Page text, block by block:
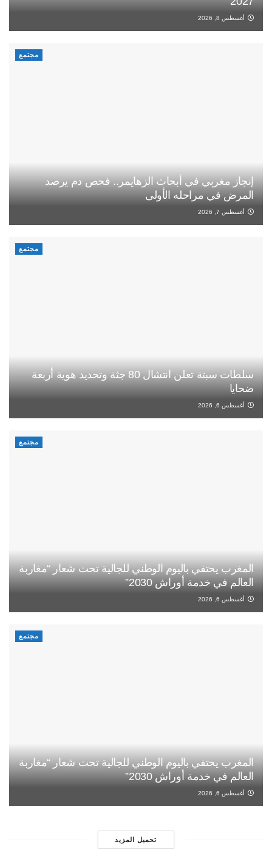
أغسطس 8, 2026
مجتمع
إنجاز مغربي في أبحاث الزهايمر.. فحص دم يرصد
المرض في مراحله الأولى
أغسطس 7, 2026
مجتمع
سلطات سبتة تعلن انتشال 80 جثة وتحديد هوية أربعة
ضحايا
أغسطس 6, 2026
مجتمع
المغرب يحتفي باليوم الوطني للجالية تحت شعار “مغاربة
العالم في خدمة أوراش 2030”
أغسطس 6, 2026
مجتمع
المغرب يحتفي باليوم الوطني للجالية تحت شعار “مغاربة
العالم في خدمة أوراش 2030”
أغسطس 6, 2026
تحميل المزيد